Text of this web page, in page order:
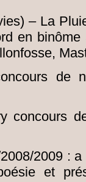
– La Pluie
en
de
concours
2009 :
et